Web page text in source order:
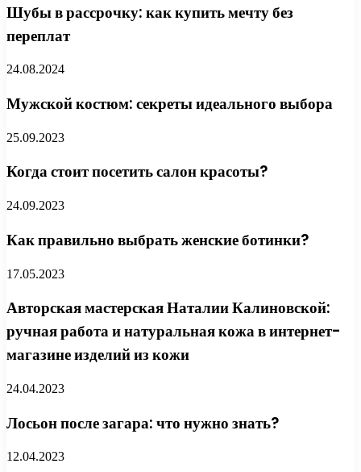
Шубы в рассрочку: как купить мечту без
переплат
24.08.2024
Мужской костюм: секреты идеального выбора
25.09.2023
Когда стоит посетить салон красоты?
24.09.2023
Как правильно выбрать женские ботинки?
17.05.2023
Авторская мастерская Наталии Калиновской:
ручная работа и натуральная кожа в интернет-
магазине изделий из кожи
24.04.2023
Лосьон после загара: что нужно знать?
12.04.2023